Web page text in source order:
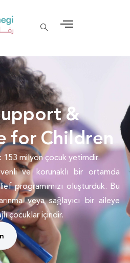
&
for Children
153 milyon çocuk yetimdir.
ve korunaklı bir ortamda
programımızı oluşturduk. Bu
veya sağlayıcı bir aileye
çocuklar içindir.